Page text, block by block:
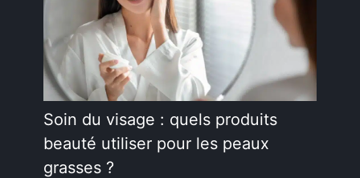
Soin du visage : quels produits
beauté utiliser pour les peaux
grasses ?